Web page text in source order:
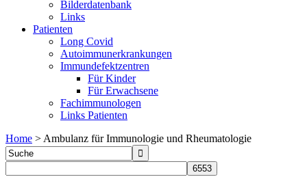
Bilderdatenbank
Links
Patienten
Long Covid
Autoimmunerkrankungen
Immundefektzentren
Für Kinder
Für Erwachsene
Fachimmunologen
Links Patienten
Home > Ambulanz für Immunologie und Rheumatologie